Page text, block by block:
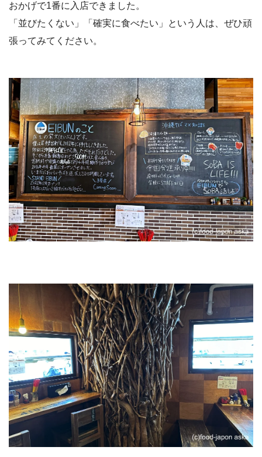
おかげで1番に入店できました。
「並びたくない」「確実に食べたい」という人は、ぜひ頑
張ってみてください。